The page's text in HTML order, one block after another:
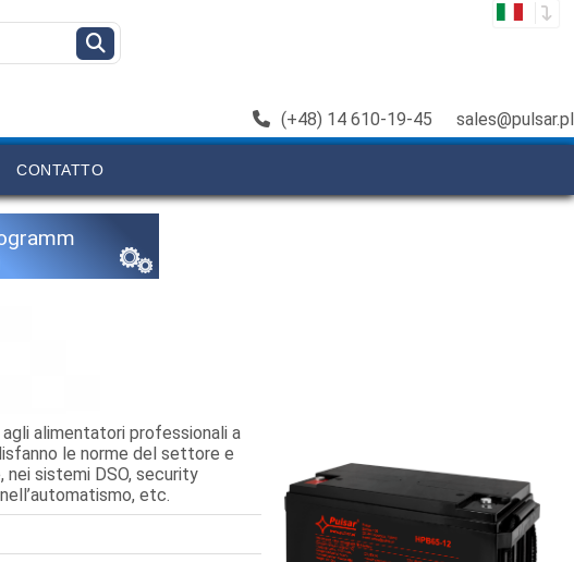
(+48) 14 610-19-45 sales@pulsar.pl
CONTATTO
alimentatori professionali a
le norme del settore e
nei sistemi DSO, security
etc.